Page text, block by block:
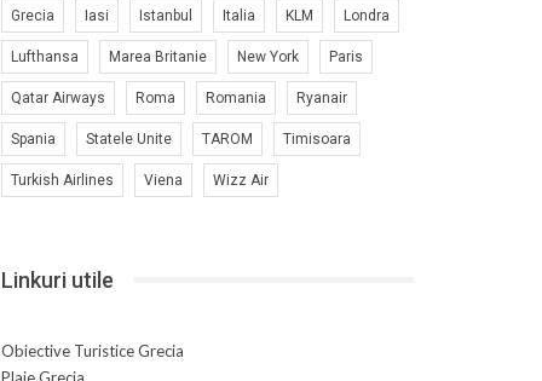
Grecia Iasi Istanbul Italia KLM Londra
Lufthansa Marea Britanie New York Paris
Qatar Airways Roma Romania Ryanair
Spania Statele Unite TAROM Timisoara
Turkish Airlines Viena Wizz Air
Linkuri utile
Obiective Turistice Grecia
Plaje Grecia